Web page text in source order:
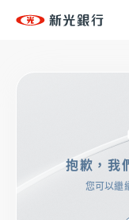
OMNI-U
抱歉，我
您可以繼